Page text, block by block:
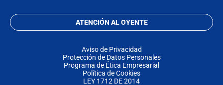
ATENCIÓN AL OYENTE
Aviso de Privacidad
Protección de Datos Personales
Programa de Ética Empresarial
Política de Cookies
LEY 1712 DE 2014